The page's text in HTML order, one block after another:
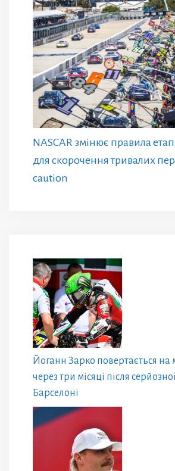
NASCAR змінює правила
для скорочення тривалих
caution
Йоганн Зарко повертається на
через три місяці після
Барселоні